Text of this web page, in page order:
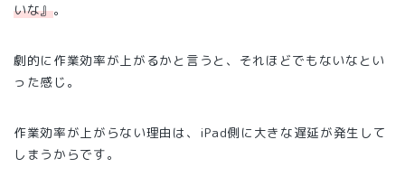
いな』。
劇的に作業効率が上がるかと言うと、それほどでもないなとい
った感じ。
作業効率が上がらない理由は、iPad側に大きな遅延が発生して
しまうからです。